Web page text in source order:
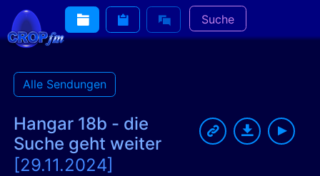
Suche
Alle Sendungen
Hangar 18b - die
Suche geht weiter
[29.11.2024]